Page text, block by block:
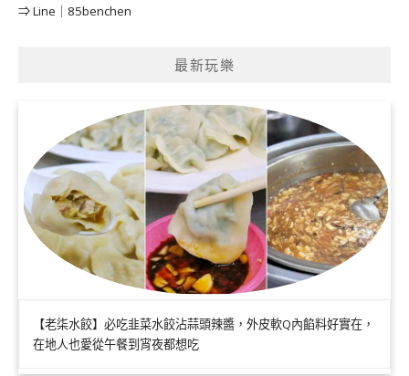
⇒ Line｜85benchen
最新玩樂
【老柒水餃】必吃韭菜水餃沾蒜頭辣醬，外皮軟Q內餡料好實在，
在地人也愛從午餐到宵夜都想吃